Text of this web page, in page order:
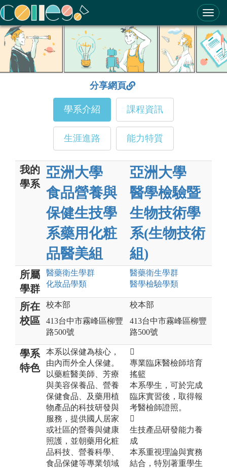
ColleGo! 大學選才與高中育才輔助系統
分享網頁
學系介紹 課程資訊
生涯進路 能力特質
我的
學系
亞洲大學
食品營養與
保健生技學
系藥用化粧
品醫美組
亞洲大學
醫學檢驗暨
生物技術學
系(生物技術
組)
所屬
學群
醫藥衛生學群
化妝品學類
醫藥衛生學群
醫學檢驗學類
所在
校區
校本部
413台中市霧峰區柳豐
路500號
校本部
413台中市霧峰區柳豐
路500號
學系
特色
本系以保健為核心，
由內而外全人保健。
以藥粧醫美師、芳療
與美容保養品、營養
保健食品、及藥用植
物產品的科技研發與
服務，提供國人居家
或社區的營養與健康
照護，並朝藥用化粧
品科技、營養科學、
食品保健等專業領域

專業臨床醫檢師培育
搖籃
本系學生，可於完成
臨床實習後，取得報
考醫檢師證照。

生技產品研發能力養
成
本系重視理論與實務
結合，特別著重學生